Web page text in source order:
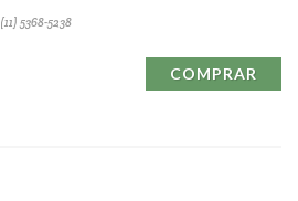
(11) 5368-5238
COMPRAR